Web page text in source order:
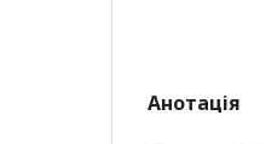
Анотація